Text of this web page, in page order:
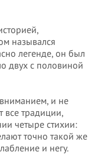
назывался
легенде, он был
двух с половиной
и не
все традиции,
четыре стихии:
точно такой же
и негу.